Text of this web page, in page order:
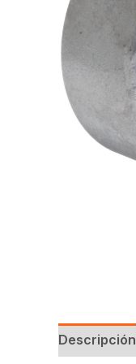
Descripción